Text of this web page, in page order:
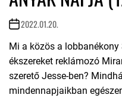
2022.01.20.
Mi a közös a
ékszereket reklámozó
szerető Jesse-ben?
mindennapjaikban